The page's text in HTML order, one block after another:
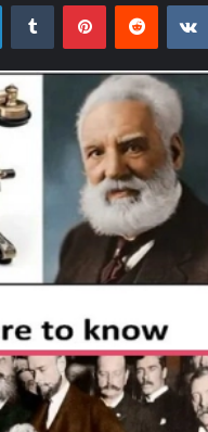
LinkedInTumblr PinterestReddit